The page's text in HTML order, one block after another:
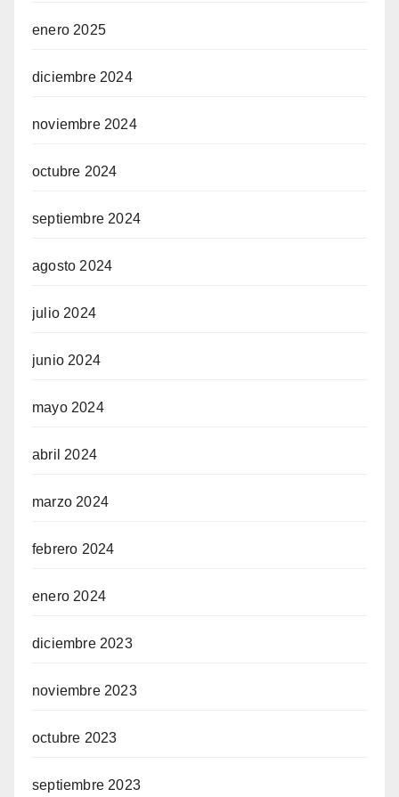
enero 2025
diciembre 2024
noviembre 2024
octubre 2024
septiembre 2024
agosto 2024
julio 2024
junio 2024
mayo 2024
abril 2024
marzo 2024
febrero 2024
enero 2024
diciembre 2023
noviembre 2023
octubre 2023
septiembre 2023